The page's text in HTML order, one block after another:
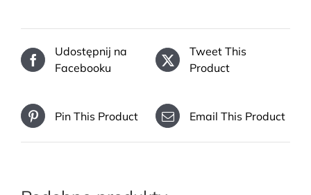
Udostępnij na
Facebooku
Tweet This
Product
Pin This Product Email This Product